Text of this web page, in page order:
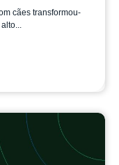
cães transformou-